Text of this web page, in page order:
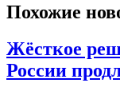
Похожие
Жёсткое
России